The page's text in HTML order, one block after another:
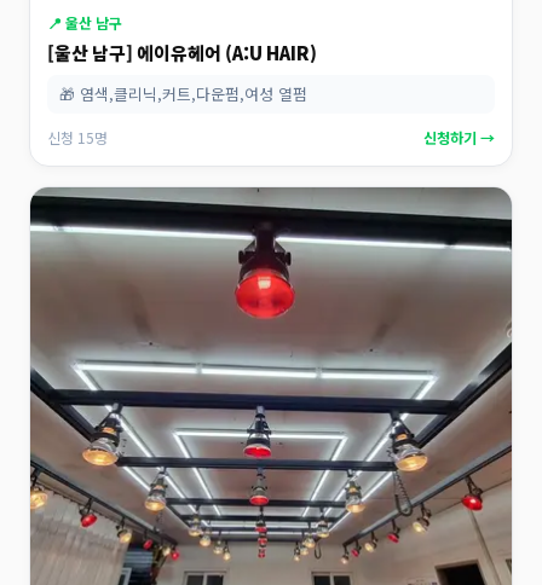
📍 울산 남구
[울산 남구] 에이유헤어 (A:U HAIR)
🎁 염색,클리닉,커트,다운펌,여성 열펌
신청 15명 신청하기 →